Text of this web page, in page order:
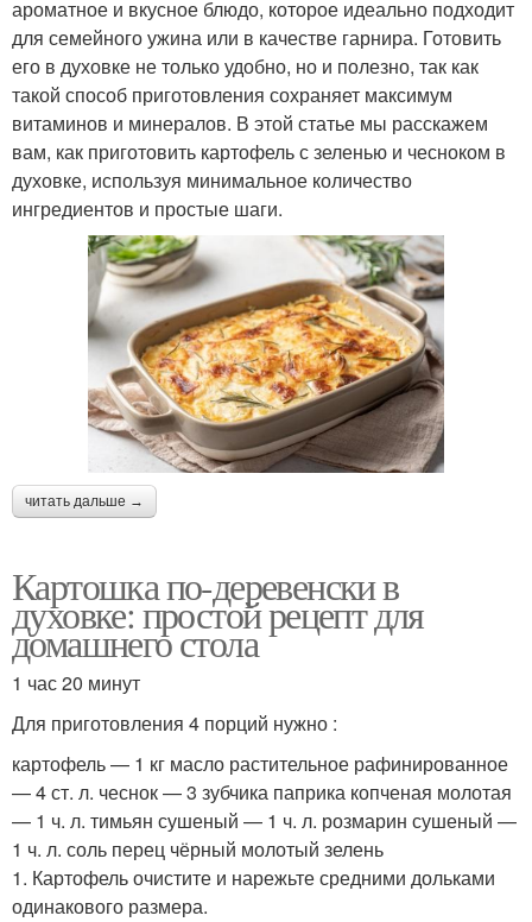
ароматное и вкусное блюдо, которое идеально подходит
для семейного ужина или в качестве гарнира. Готовить
его в духовке не только удобно, но и полезно, так как
такой способ приготовления сохраняет максимум
витаминов и минералов. В этой статье мы расскажем
вам, как приготовить картофель с зеленью и чесноком в
духовке, используя минимальное количество
ингредиентов и простые шаги.
читать дальше →
Картошка по-деревенски в
духовке: простой рецепт для
домашнего стола
1 час 20 минут
Для приготовления 4 порций нужно :
картофель — 1 кг масло растительное рафинированное
— 4 ст. л. чеснок — 3 зубчика паприка копченая молотая
— 1 ч. л. тимьян сушеный — 1 ч. л. розмарин сушеный —
1 ч. л. соль перец чёрный молотый зелень
1. Картофель очистите и нарежьте средними дольками
одинакового размера.